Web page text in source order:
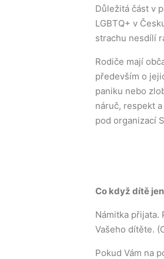
Důležitá část v
LGBTQ+ v
strachu nesdílí
Rodiče mají
především o
paniku nebo
náruč, respekt
pod organizací
Co když dítě
Námitka přijata.
Vašeho dítěte.
Pokud Vám na